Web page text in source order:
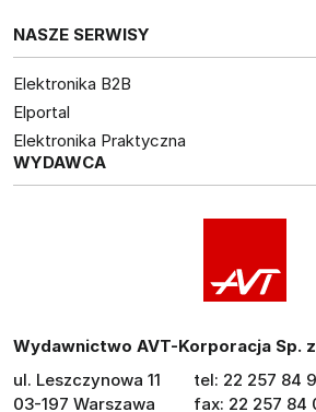
NASZE SERWISY
Elektronika B2B
Elportal
Elektronika Praktyczna
WYDAWCA
Wydawnictwo AVT-Korporacja Sp.
ul. Leszczynowa 11
03-197 Warszawa
tel: 22 257 84
fax: 22 257 84